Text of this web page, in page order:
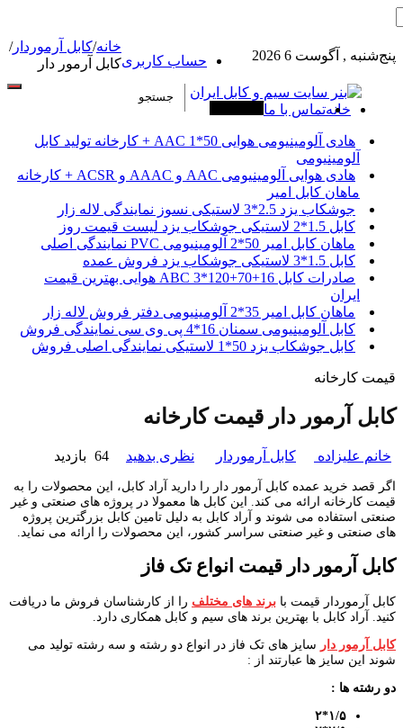
پنج‌شنبه , آگوست 6 2026 حساب کاربری
خانهتماس با ما
هادی آلومینیومی هوایی 50*1 AAC + کارخانه تولید کابل
آلومینیومی
هادی هوایی آلومینیومی AAC و AAAC و ACSR + کارخانه
ماهان کابل امیر
جوشکاب یزد 2.5*3 لاستیکی نسوز نمایندگی لاله زار
کابل 1.5*2 لاستیکی جوشکاب یزد لیست قیمت روز
ماهان کابل امیر 50*2 آلومینیومی PVC نمایندگی اصلی
کابل 1.5*3 لاستیکی جوشکاب یزد فروش عمده
صادرات کابل 16+70+120*3 ABC هوایی بهترین قیمت
ایران
ماهان کابل امیر 35*2 آلومینیومی دفتر فروش لاله زار
کابل آلومینیومی سمنان 16*4 پی وی سی نمایندگی فروش
کابل جوشکاب یزد 50*1 لاستیکی نمایندگی اصلی فروش
خانه/کابل آرموردار/
کابل آرمور دار
قیمت کارخانه
کابل آرمور دار قیمت کارخانه
خانم علیزاده کابل آرموردار نظری بدهید 64 بازدید
اگر قصد خرید عمده کابل آرمور دار را دارید آراد کابل، این محصولات را به
قیمت کارخانه ارائه می کند. این کابل ها معمولا در پروژه های صنعتی و غیر
صنعتی استفاده می شوند و آراد کابل به دلیل تامین کابل بزرگترین پروژه
های صنعتی و غیر صنعتی سراسر کشور، این محصولات را ارائه می نماید.
کابل آرمور دار قیمت انواع تک فاز
کابل آرموردار قیمت با برند های مختلف را از کارشناسان فروش ما دریافت
کنید. آراد کابل با بهترین برند های سیم و کابل همکاری دارد.
کابل آرمور دار سایز های تک فاز در انواع دو رشته و سه رشته تولید می
شوند این سایز ها عبارتند از :
دو رشته ها :
۱/۵
*۲